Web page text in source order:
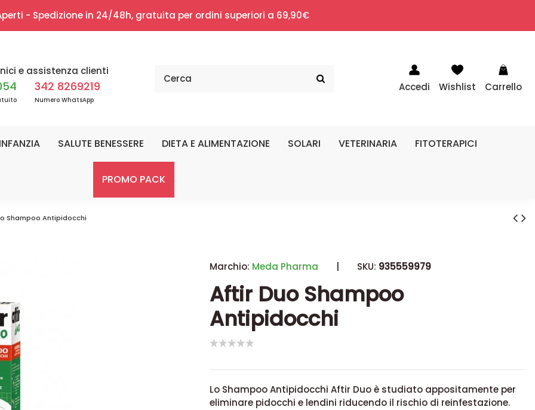
- Spedizione in 24/48h, gratuita per ordini superiori a 69,90€
e assistenza clienti
342 8269219
Numero WhatsApp
Accedi Wishlist Carrello
SALUTE BENESSERE DIETA E ALIMENTAZIONE SOLARI VETERINARIA FITOTERAPICI
PROMO PACK
Shampoo Antipidocchi
Marchio: Meda Pharma | SKU: 935559979
Aftir Duo Shampoo
Antipidocchi
Lo Shampoo Antipidocchi Aftir Duo è studiato appositamente per
eliminare pidocchi e lendini riducendo il rischio di reinfestazione.